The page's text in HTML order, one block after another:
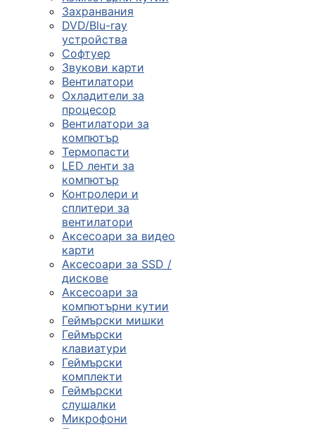
Захранвания
DVD/Blu-ray
устройства
Софтуер
Звукови карти
Вентилатори
Охладители за
процесор
Вентилатори за
компютър
Термопасти
LED ленти за
компютър
Контролери и
сплитери за
вентилатори
Аксесоари за видео
карти
Аксесоари за SSD /
дискове
Аксесоари за
компютърни кутии
Геймърски мишки
Геймърски
клавиатури
Геймърски
комплекти
Геймърски
слушалки
Микрофони